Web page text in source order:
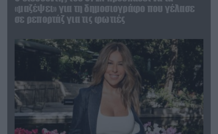
«μαζέψει» για τη δημοσιογράφο που γέλασε
σε ρεπορτάζ για τις φωτιές